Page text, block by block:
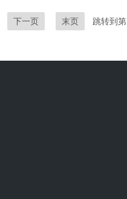
下一页 末页 跳转到第